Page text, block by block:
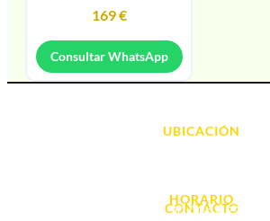
169€
Consultar WhatsApp
UBICACIÓN
HORARIO
L. - S. 10:00h a 22:00h
CONTACTO